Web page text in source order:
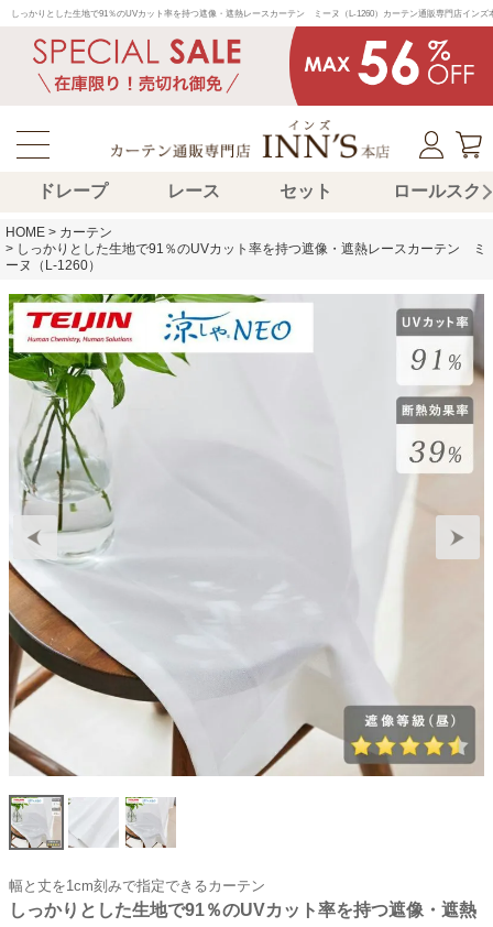
しっかりとした生地で91％のUVカット率を持つ遮像・遮熱レースカーテン　ミーヌ（L-1260）カーテン通販専門店イ
ドレープ レース セット ロールスク
HOME
カーテン
しっかりとした生地で91％のUVカット率を持つ遮像・遮熱レースカーテン ミ
ーヌ（L-1260）
幅と丈を1cm刻みで指定できるカーテン
しっかりとした生地で91％のUVカット率を持つ遮像・遮熱